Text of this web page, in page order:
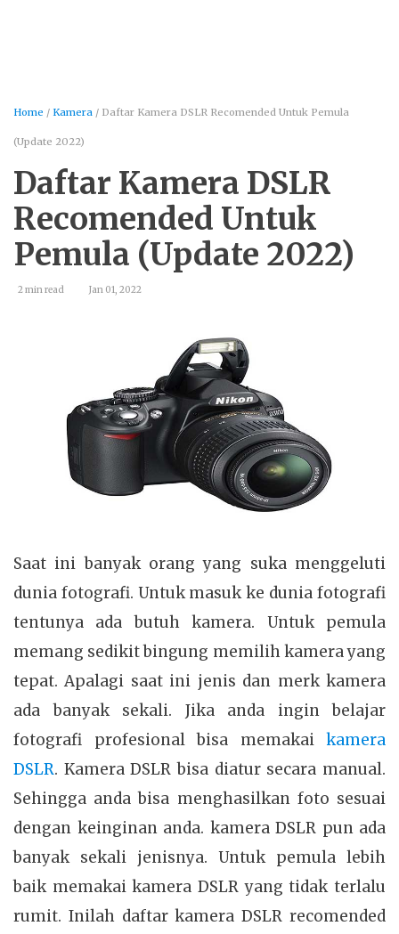
Home / Kamera / Daftar Kamera DSLR Recomended Untuk Pemula
(Update 2022)
Daftar Kamera DSLR
Recomended Untuk
Pemula (Update 2022)
2 min read Jan 01, 2022
Saat ini banyak orang yang suka menggeluti
dunia fotografi. Untuk masuk ke dunia fotografi
tentunya ada butuh kamera. Untuk pemula
memang sedikit bingung memilih kamera yang
tepat. Apalagi saat ini jenis dan merk kamera
ada banyak sekali. Jika anda ingin belajar
fotografi profesional bisa memakai kamera
DSLR. Kamera DSLR bisa diatur secara manual.
Sehingga anda bisa menghasilkan foto sesuai
dengan keinginan anda. kamera DSLR pun ada
banyak sekali jenisnya. Untuk pemula lebih
baik memakai kamera DSLR yang tidak terlalu
rumit. Inilah daftar kamera DSLR recomended